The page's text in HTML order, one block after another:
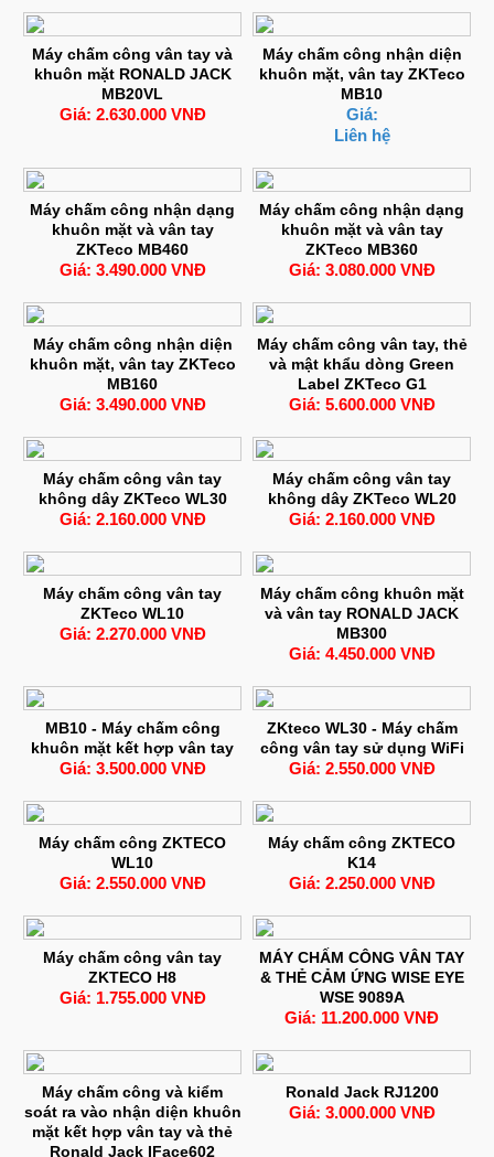
Máy chấm công vân tay và
khuôn mặt RONALD JACK
MB20VL
Giá: 2.630.000 VNĐ
Máy chấm công nhận diện
khuôn mặt, vân tay ZKTeco
MB10
Giá:
Liên hệ
Máy chấm công nhận dạng
khuôn mặt và vân tay
ZKTeco MB460
Giá: 3.490.000 VNĐ
Máy chấm công nhận dạng
khuôn mặt và vân tay
ZKTeco MB360
Giá: 3.080.000 VNĐ
Máy chấm công nhận diện
khuôn mặt, vân tay ZKTeco
MB160
Giá: 3.490.000 VNĐ
Máy chấm công vân tay, thẻ
và mật khẩu dòng Green
Label ZKTeco G1
Giá: 5.600.000 VNĐ
Máy chấm công vân tay
không dây ZKTeco WL30
Giá: 2.160.000 VNĐ
Máy chấm công vân tay
không dây ZKTeco WL20
Giá: 2.160.000 VNĐ
Máy chấm công vân tay
ZKTeco WL10
Giá: 2.270.000 VNĐ
Máy chấm công khuôn mặt
và vân tay RONALD JACK
MB300
Giá: 4.450.000 VNĐ
MB10 - Máy chấm công
khuôn mặt kết hợp vân tay
Giá: 3.500.000 VNĐ
ZKteco WL30 - Máy chấm
công vân tay sử dụng WiFi
Giá: 2.550.000 VNĐ
Máy chấm công ZKTECO
WL10
Giá: 2.550.000 VNĐ
Máy chấm công ZKTECO
K14
Giá: 2.250.000 VNĐ
Máy chấm công vân tay
ZKTECO H8
Giá: 1.755.000 VNĐ
MÁY CHẤM CÔNG VÂN TAY
& THẺ CẢM ỨNG WISE EYE
WSE 9089A
Giá: 11.200.000 VNĐ
Máy chấm công và kiểm
soát ra vào nhận diện khuôn
mặt kết hợp vân tay và thẻ
Ronald Jack IFace602
Ronald Jack RJ1200
Giá: 3.000.000 VNĐ